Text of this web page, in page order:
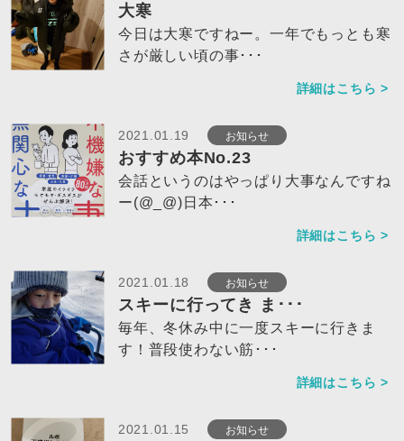
大寒
今日は大寒ですねー。一年でもっとも寒
さが厳しい頃の事･･･
詳細はこちら >
2021.01.19 お知らせ
おすすめ本No.23
会話というのはやっぱり大事なんですね
ー(@_@)日本･･･
詳細はこちら >
2021.01.18 お知らせ
スキーに行ってき ま･･･
毎年、冬休み中に一度スキーに行きま
す！普段使わない筋･･･
詳細はこちら >
2021.01.15 お知らせ